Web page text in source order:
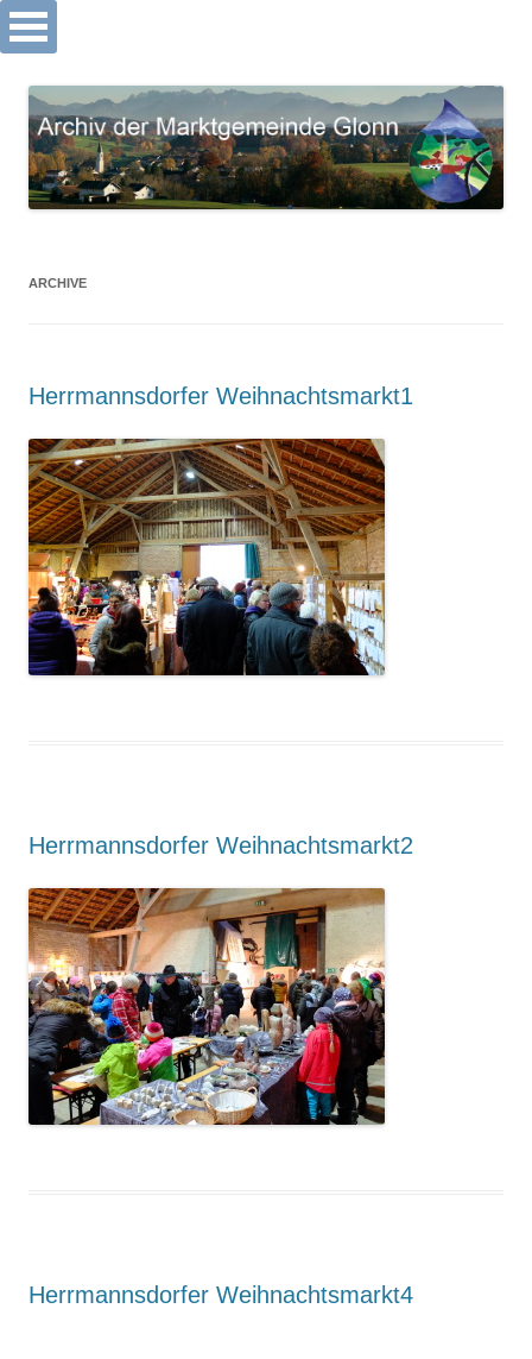
Suchen nach:
Archiv Markt Glonn
zum
Inhalt
ARCHIVE
Herrmannsdorfer Weihnachtsmarkt1
Herrmannsdorfer Weihnachtsmarkt2
Herrmannsdorfer Weihnachtsmarkt4